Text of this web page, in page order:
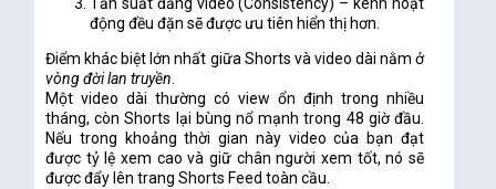
động đều đặn sẽ được ưu tiên hiển thị hơn.
Điểm khác biệt lớn nhất giữa Shorts và video dài nằm ở
vòng đời lan truyền
Một video dài thường có view ổn định trong nhiều
tháng, còn Shorts lại bùng nổ mạnh trong 48 giờ đầu.
Nếu trong khoảng thời gian này video của bạn đạt
được tỷ lệ xem cao và giữ chân người xem tốt, nó sẽ
được đẩy lên trang Shorts Feed toàn cầu.